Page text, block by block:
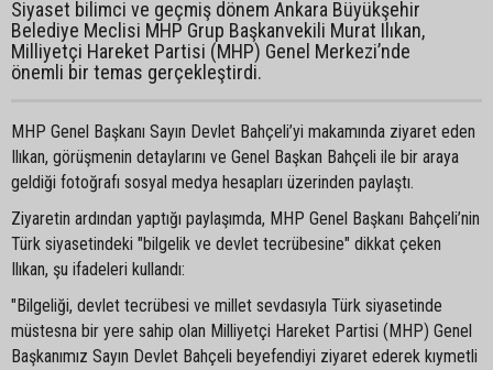
Siyaset bilimci ve geçmiş dönem Ankara Büyükşehir
Belediye Meclisi MHP Grup Başkanvekili Murat Ilıkan,
Milliyetçi Hareket Partisi (MHP) Genel Merkezi’nde
önemli bir temas gerçekleştirdi.
MHP Genel Başkanı Sayın Devlet Bahçeli’yi makamında ziyaret eden
Ilıkan, görüşmenin detaylarını ve Genel Başkan Bahçeli ile bir araya
geldiği fotoğrafı sosyal medya hesapları üzerinden paylaştı.
Ziyaretin ardından yaptığı paylaşımda, MHP Genel Başkanı Bahçeli’nin
Türk siyasetindeki "bilgelik ve devlet tecrübesine" dikkat çeken
Ilıkan, şu ifadeleri kullandı:
"Bilgeliği, devlet tecrübesi ve millet sevdasıyla Türk siyasetinde
müstesna bir yere sahip olan Milliyetçi Hareket Partisi (MHP) Genel
Başkanımız Sayın Devlet Bahçeli beyefendiyi ziyaret ederek kıymetli